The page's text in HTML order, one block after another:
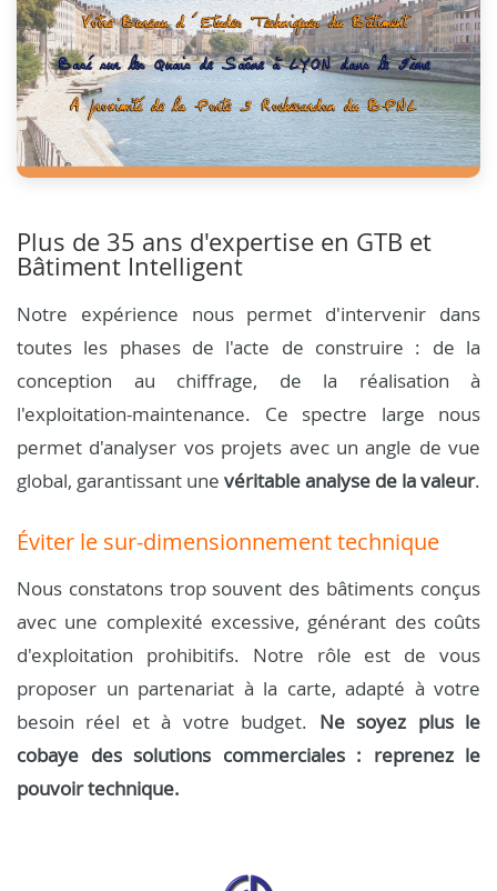
Plus de 35 ans d'expertise en GTB et
Bâtiment Intelligent
Notre expérience nous permet d'intervenir dans
toutes les phases de l'acte de construire : de la
conception au chiffrage, de la réalisation à
l'exploitation-maintenance. Ce spectre large nous
permet d'analyser vos projets avec un angle de vue
global, garantissant une véritable analyse de la valeur.
Éviter le sur-dimensionnement technique
Nous constatons trop souvent des bâtiments conçus
avec une complexité excessive, générant des coûts
d'exploitation prohibitifs. Notre rôle est de vous
proposer un partenariat à la carte, adapté à votre
besoin réel et à votre budget. Ne soyez plus le
cobaye des solutions commerciales : reprenez le
pouvoir technique.